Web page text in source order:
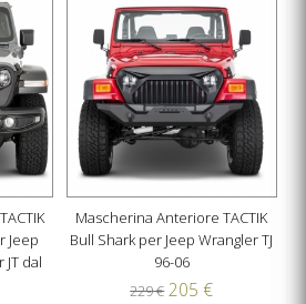
Jeep
dal
Mascherina Anteriore TACTIK
Bull Shark per Jeep Wrangler TJ
96-06
229 € 205 €